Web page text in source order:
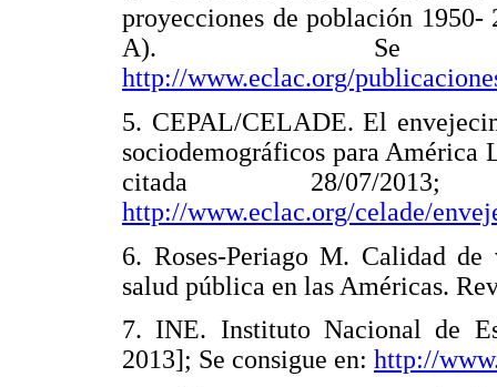
proyecciones de población
A). Se
http://www.eclac.org/
5. CEPAL/CELADE. El
sociodemográficos para América
citada 28/07/
http://www.eclac.org/celade/
6. Roses-Periago M. Calidad
salud pública en las Américas.
7. INE. Instituto Nacional de
2013]; Se consigue en: http://